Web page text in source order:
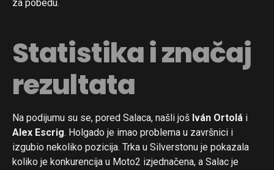
za pobedu.
Statistika i značaj
rezultata
Na podijumu su se, pored Salaca, našli još Iván Ortolá i
Alex Escrig. Holgado je imao problema u završnici i
izgubio nekoliko pozicija. Trka u Silverstonu je pokazala
koliko je konkurencija u Moto2 izjednačena, a Salac je